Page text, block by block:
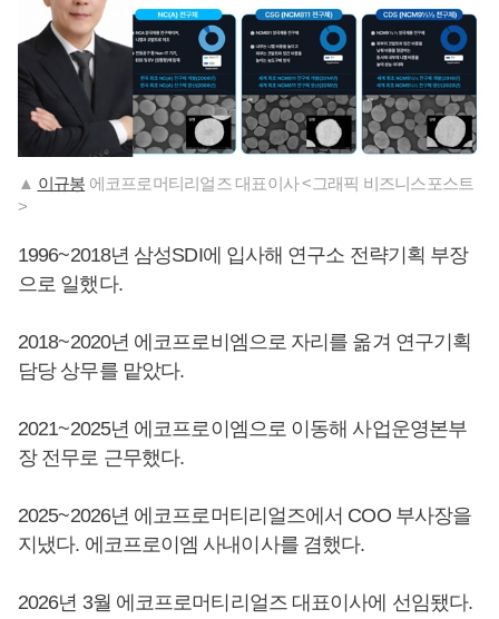
▲ 이규봉 에코프로머티리얼즈 대표이사 <그래픽 비즈니스포스트
>
1996~2018년 삼성SDI에 입사해 연구소 전략기획 부장
으로 일했다.
2018~2020년 에코프로비엠으로 자리를 옮겨 연구기획
담당 상무를 맡았다.
2021~2025년 에코프로이엠으로 이동해 사업운영본부
장 전무로 근무했다.
2025~2026년 에코프로머티리얼즈에서 COO 부사장을
지냈다. 에코프로이엠 사내이사를 겸했다.
2026년 3월 에코프로머티리얼즈 대표이사에 선임됐다.